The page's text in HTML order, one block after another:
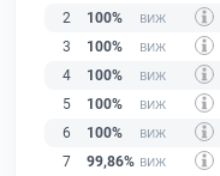
2
100%
3
100%
4
100%
5
100%
6
100%
7
99,86%